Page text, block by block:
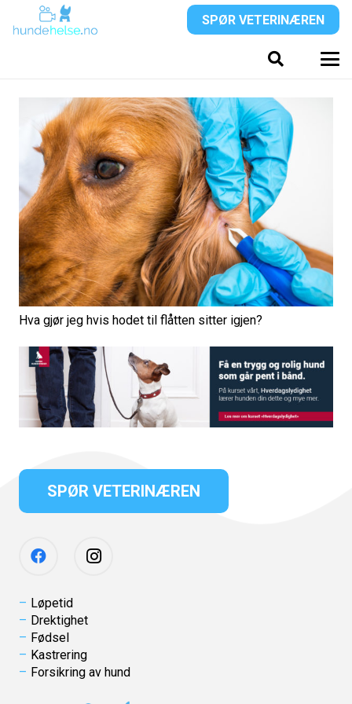
SPØR VETERINÆREN
Hva gjør jeg hvis hodet til flåtten sitter igjen?
SPØR VETERINÆREN
Løpetid
Drektighet
Fødsel
Kastrering
Forsikring av hund